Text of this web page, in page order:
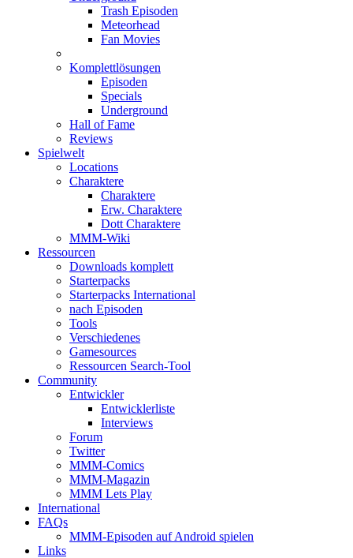
Trash Episoden
Meteorhead
Fan Movies
Komplettlösungen
Episoden
Specials
Underground
Hall of Fame
Reviews
Spielwelt
Locations
Charaktere
Charaktere
Erw. Charaktere
Dott Charaktere
MMM-Wiki
Ressourcen
Downloads komplett
Starterpacks
Starterpacks International
nach Episoden
Tools
Verschiedenes
Gamesources
Ressourcen Search-Tool
Community
Entwickler
Entwicklerliste
Interviews
Forum
Twitter
MMM-Comics
MMM-Magazin
MMM Lets Play
International
FAQs
MMM-Episoden auf Android spielen
Links